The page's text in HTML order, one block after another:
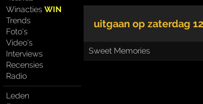
WinactiesWIN
Trends
Foto's
Video's
Interviews
Recensies
Radio
Leden
uitgaan op zaterdag
Sweet Memories